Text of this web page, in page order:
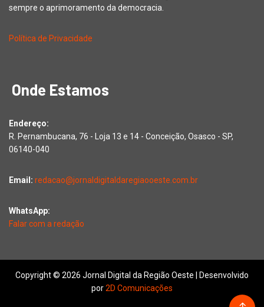
sempre o aprimoramento da democracia.
Política de Privacidade
Onde Estamos
Endereço:
R. Pernambucana, 76 - Loja 13 e 14 - Conceição, Osasco - SP,
06140-040
Email: redacao@jornaldigitaldaregiaooeste.com.br
WhatsApp:
Falar com a redação
Copyright © 2026 Jornal Digital da Região Oeste | Desenvolvido
por2D Comunicações